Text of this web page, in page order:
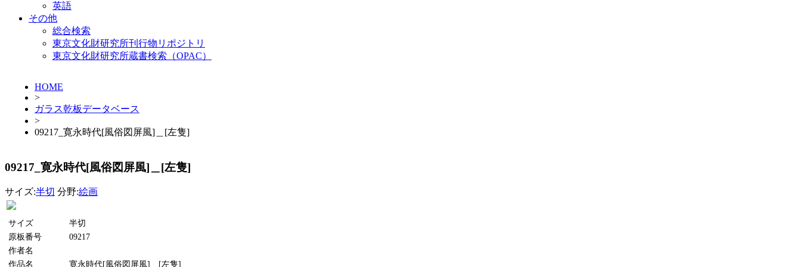
英語
その他
総合検索
東京文化財研究所刊行物リポジトリ
東京文化財研究所蔵書検索（OPAC）
HOME
>
ガラス乾板データベース
>
09217_寛永時代[風俗図屏風]＿[左隻]
09217_寛永時代[風俗図屏風]＿[左隻]
サイズ:半切 分野:絵画
サイズ
半切
原板番号
09217
作者名
作品名
寛永時代[風俗図屏風]＿[左隻]